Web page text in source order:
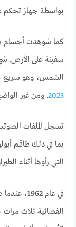
بواسطة جهاز تحكم
كما شوهدت أجسام
سفينة على الأرض.
الشمس، وهو سريع
2023. ومن غير
تسجل الملفات
التي رأوها أثناء
في عام
الفضائية ثلاث